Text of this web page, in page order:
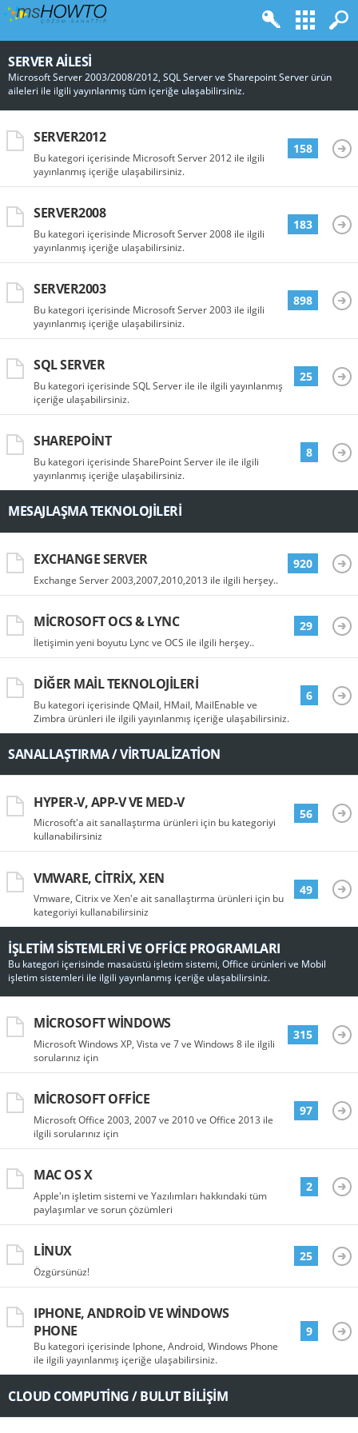
SERVER AILESI
Microsoft Server 2003/2008/2012, SQL Server ve Sharepoint Server ürün
aileleri ile ilgili yayınlanmış tüm içeriğe ulaşabilirsiniz.
SERVER2012
Bu kategori içerisinde Microsoft Server 2012 ile ilgili
yayınlanmış içeriğe ulaşabilirsiniz.
158
SERVER2008
Bu kategori içerisinde Microsoft Server 2008 ile ilgili
yayınlanmış içeriğe ulaşabilirsiniz.
183
SERVER2003
Bu kategori içerisinde Microsoft Server 2003 ile ilgili
yayınlanmış içeriğe ulaşabilirsiniz.
898
SQL SERVER
Bu kategori içerisinde SQL Server ile ile ilgili yayınlanmış
içeriğe ulaşabilirsiniz.
25
SHAREPOINT
Bu kategori içerisinde SharePoint Server ile ile ilgili
yayınlanmış içeriğe ulaşabilirsiniz.
8
MESAJLAŞMA TEKNOLOJILERI
EXCHANGE SERVER
Exchange Server 2003,2007,2010,2013 ile ilgili herşey..
920
MICROSOFT OCS & LYNC
İletişimin yeni boyutu Lync ve OCS ile ilgili herşey..
29
DIĞER MAIL TEKNOLOJILERI
Bu kategori içerisinde QMail, HMail, MailEnable ve
Zimbra ürünleri ile ilgili yayınlanmış içeriğe ulaşabilirsiniz.
6
SANALLAŞTIRMA / VIRTUALIZATION
HYPER-V, APP-V VE MED-V
Microsoft'a ait sanallaştırma ürünleri için bu kategoriyi
kullanabilirsiniz
56
VMWARE, CITRIX, XEN
Vmware, Citrix ve Xen'e ait sanallaştırma ürünleri için bu
kategoriyi kullanabilirsiniz
49
İŞLETIM SISTEMLERI VE OFFICE PROGRAMLARI
Bu kategori içerisinde masaüstü işletim sistemi, Office ürünleri ve Mobil
işletim sistemleri ile ilgili yayınlanmış içeriğe ulaşabilirsiniz.
MICROSOFT WINDOWS
Microsoft Windows XP, Vista ve 7 ve Windows 8 ile ilgili
sorularınız için
315
MICROSOFT OFFICE
Microsoft Office 2003, 2007 ve 2010 ve Office 2013 ile
ilgili sorularınız için
97
MAC OS X
Apple'ın işletim sistemi ve Yazılımları hakkındaki tüm
paylaşımlar ve sorun çözümleri
2
LINUX
Özgürsünüz!
25
IPHONE, ANDROID VE WINDOWS
PHONE
Bu kategori içerisinde Iphone, Android, Windows Phone
ile ilgili yayınlanmış içeriğe ulaşabilirsiniz.
9
CLOUD COMPUTING / BULUT BILIŞIM